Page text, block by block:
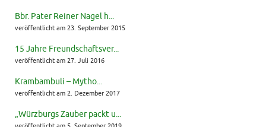
Bbr. Pater Reiner Nagel h...
veröffentlicht am 23. September 2015
15 Jahre Freundschaftsver...
veröffentlicht am 27. Juli 2016
Krambambuli – Mytho...
veröffentlicht am 2. Dezember 2017
„Würzburgs Zauber packt u...